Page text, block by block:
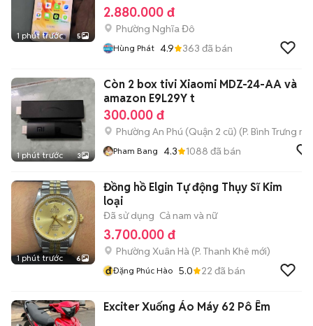
1 phút trước 5
2.880.000 đ
Phường Nghĩa Đô
Hùng Phát 4.9 363 đã bán
1 phút trước 3
Còn 2 box tivi Xiaomi MDZ-24-AA và
amazon E9L29Y t
300.000 đ
Phường An Phú (Quận 2 cũ) (P. Bình Trưng
Pham Bang 4.3 1088 đã bán
1 phút trước 6
Đồng hồ Elgin Tự động Thụy Sĩ Kim
loại
Đã sử dụng Cả nam và nữ
3.700.000 đ
Phường Xuân Hà (P. Thanh Khê mới)
đĐặng Phúc Hào 5.0 22 đã bán
Exciter Xuống Áo Máy 62 Pô Êm